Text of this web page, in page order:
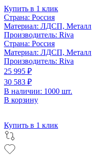
Купить в 1 клик
Страна: Россия
Материал: ЛДСП, Металл
Производитель: Riva
Страна: Россия
Материал: ЛДСП, Металл
Производитель: Riva
25 995 ₽
30 583 ₽
В наличии: 1000 шт.
В корзину
Купить в 1 клик